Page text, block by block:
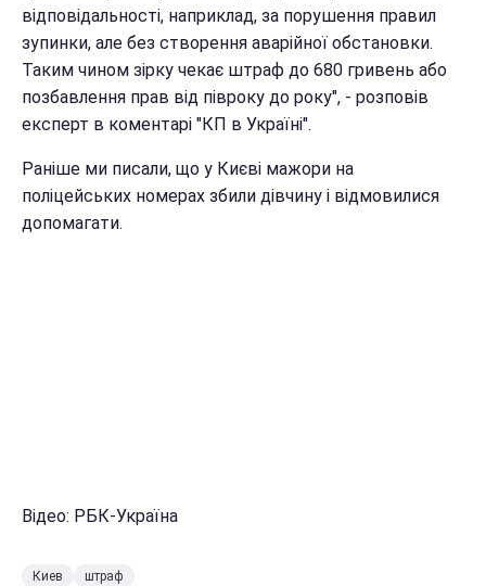
відповідальності, наприклад, за порушення правил
зупинки, але без створення аварійної обстановки.
Таким чином зірку чекає штраф до 680 гривень або
позбавлення прав від півроку до року", - розповів
експерт в коментарі "КП в Україні".
Раніше ми писали, що у Києві мажори на
поліцейських номерах збили дівчину і відмовилися
допомагати.
Відео: РБК-Україна
Киев штраф